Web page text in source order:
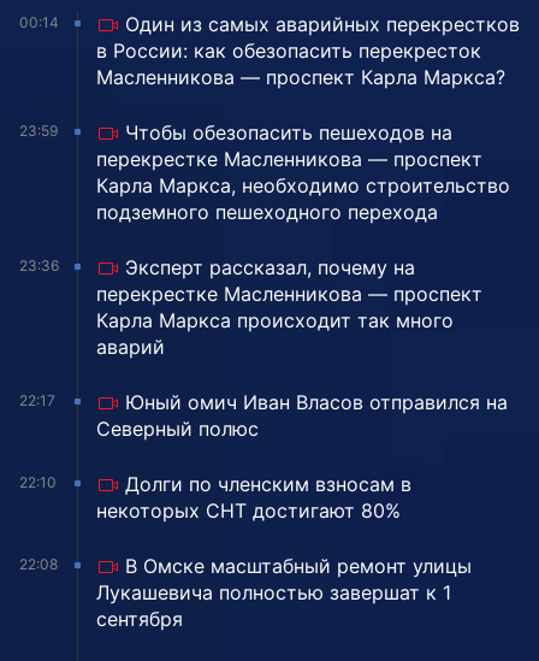
00:14
Один из самых аварийных перекрестков
в России: как обезопасить перекресток
Масленникова — проспект Карла Маркса?
23:59
Чтобы обезопасить пешеходов на
перекрестке Масленникова — проспект
Карла Маркса, необходимо строительство
подземного пешеходного перехода
23:36
Эксперт рассказал, почему на
перекрестке Масленникова — проспект
Карла Маркса происходит так много
аварий
22:17
Юный омич Иван Власов отправился на
Северный полюс
22:10
Долги по членским взносам в
некоторых СНТ достигают 80%
22:08
В Омске масштабный ремонт улицы
Лукашевича полностью завершат к 1
сентября